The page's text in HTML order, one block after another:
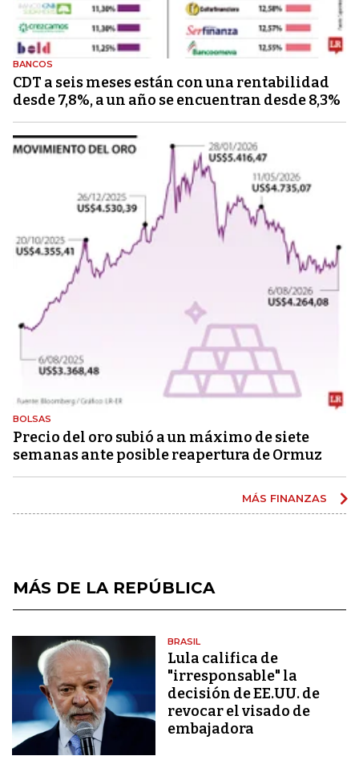
BANCOS
CDT a seis meses están con una rentabilidad
desde 7,8%, a un año se encuentran desde 8,3%
BOLSAS
Precio del oro subió a un máximo de siete
semanas ante posible reapertura de Ormuz
MÁS FINANZAS
MÁS DE LA REPÚBLICA
BRASIL
Lula califica de
"irresponsable" la
decisión de EE.UU. de
revocar el visado de
embajadora